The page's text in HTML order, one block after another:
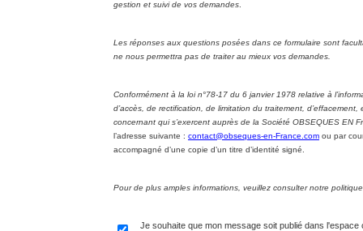
gestion et suivi de vos demandes
Les réponses aux questions posées dans ce formulaire sont
ne nous permettra pas de traiter au mieux vos demandes.
Conformément à la loi n°78-17 du 6 janvier 1978 relative à
d’accès, de rectification, de limitation du traitement,
concernant qui s’exercent auprès de la Société OBSEQUES EN
l’adresse suivante : contact@obseques-en-France.com ou par
accompagné d’une copie d’un titre d’identité signé.
Pour de plus amples informations, veuillez consulter notre
Je souhaite que mon message soit publié dans l'espace